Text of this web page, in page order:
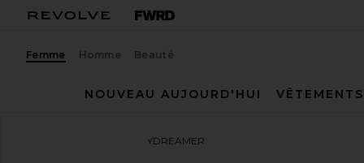
Femme Homme Beauté
NOUVEAU AUJOURD'HUI
VÊTEMENTS
DAYDREAMER